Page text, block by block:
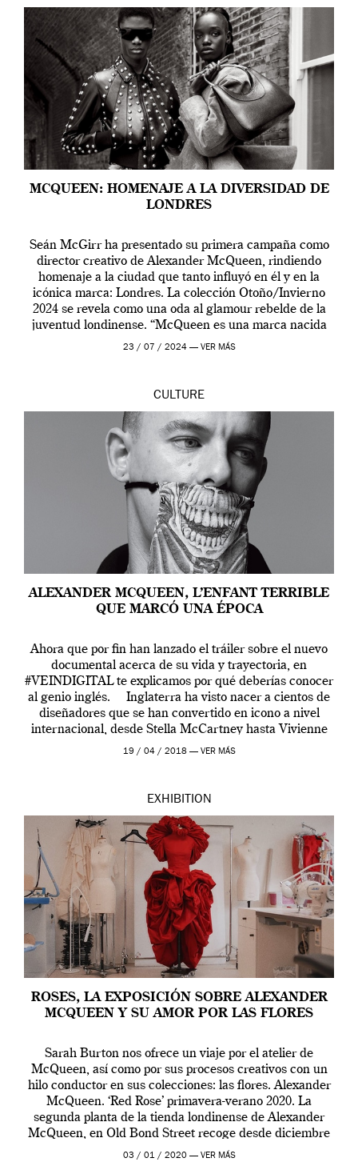
MCQUEEN: HOMENAJE A LA DIVERSIDAD DE
LONDRES
Seán McGirr ha presentado su primera campaña como
director creativo de Alexander McQueen, rindiendo
homenaje a la ciudad que tanto influyó en él y en la
icónica marca: Londres. La colección Otoño/Invierno
2024 se revela como una oda al glamour rebelde de la
juventud londinense. “McQueen es una marca nacida
en Londres y siempre ha […]
23 / 07 / 2024 — VER MÁS
CULTURE
ALEXANDER MCQUEEN, L’ENFANT TERRIBLE
QUE MARCÓ UNA ÉPOCA
Ahora que por fin han lanzado el tráiler sobre el nuevo
documental acerca de su vida y trayectoria, en
#VEINDIGITAL te explicamos por qué deberías conocer
al genio inglés. Inglaterra ha visto nacer a cientos de
diseñadores que se han convertido en icono a nivel
internacional, desde Stella McCartney hasta Vivienne
Westwood pasando […]
19 / 04 / 2018 — VER MÁS
EXHIBITION
ROSES, LA EXPOSICIÓN SOBRE ALEXANDER
MCQUEEN Y SU AMOR POR LAS FLORES
Sarah Burton nos ofrece un viaje por el atelier de
McQueen, así como por sus procesos creativos con un
hilo conductor en sus colecciones: las flores. Alexander
McQueen. ‘Red Rose’ primavera-verano 2020. La
segunda planta de la tienda londinense de Alexander
McQueen, en Old Bond Street recoge desde diciembre
de 2019 hasta final de abril […]
03 / 01 / 2020 — VER MÁS